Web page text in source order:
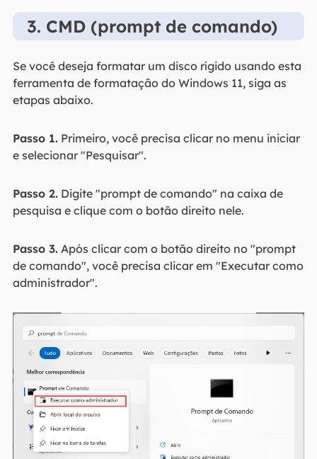
3. CMD (prompt de comando)
Se você deseja formatar um disco rígido usando esta
ferramenta de formatação do Windows 11, siga as
etapas abaixo.
Passo 1.Primeiro, você precisa clicar no menu iniciar
e selecionar "Pesquisar".
Passo 2.Digite "prompt de comando" na caixa de
pesquisa e clique com o botão direito nele.
Passo 3.Após clicar com o botão direito no "prompt
de comando", você precisa clicar em "Executar como
administrador".